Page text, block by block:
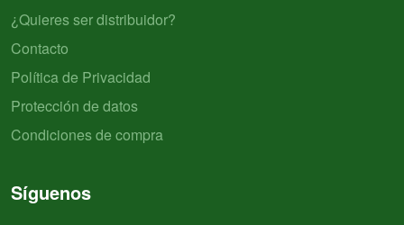
¿Quieres ser distribuidor?
Contacto
Política de Privacidad
Protección de datos
Condiciones de compra
Síguenos